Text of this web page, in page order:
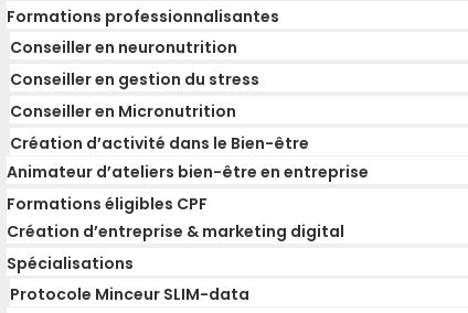
Formations professionnalisantes
Conseiller en neuronutrition
Conseiller en gestion du stress
Conseiller en Micronutrition
Création d’activité dans le Bien-être
Animateur d’ateliers bien-être en entreprise
Formations éligibles CPF
Création d’entreprise & marketing digital
Spécialisations
Protocole Minceur SLIM-data